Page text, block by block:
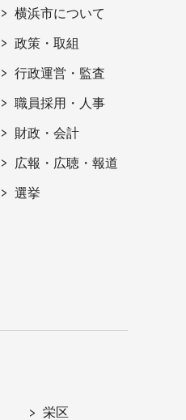
横浜市について
政策・取組
行政運営・監査
職員採用・人事
財政・会計
広報・広聴・報道
選挙
栄区